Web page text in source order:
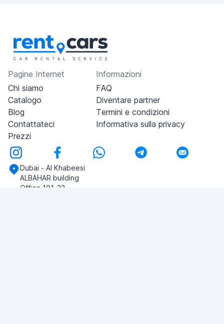
Pagine Internet
Chi siamo
Catalogo
Blog
Contattateci
Prezzi
Informazioni
FAQ
Diventare partner
Termini e condizioni
Informativa sulla privacy
Dubai - Al Khabeesi
ALBAHAR building
Office 101-33